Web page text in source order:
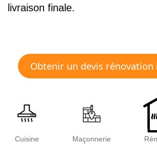
livraison finale.
Obtenir un devis
Cuisine Maçonnerie